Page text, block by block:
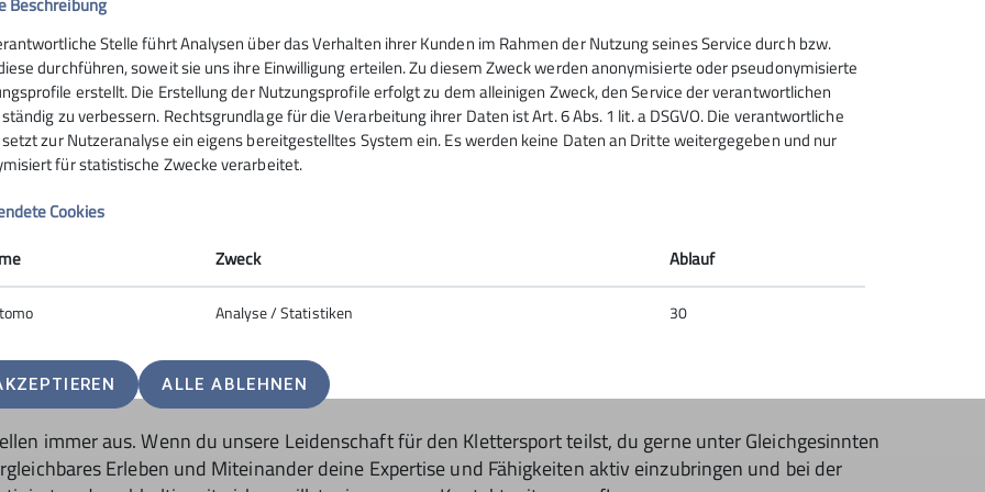
für Neues?
auch in stressigen Situationen ruhig?
durch und durch?
am Umgang mit Kindern?
Sicherungsgerät?
Seil & Bouldern (2 Std.) und/oder
du als flexibler Teamplayer*in Freude am Umgang mit Kindern, bist kommunikativ und hast das Herz
so schnell aus der Fassung bringen, bewahrst Ruhe und behältst stets den Überblick.
(Schulklassen, Kinder- Schnupperklettern, Kletterzwerge, Kletter- und Boulderwerkstatt &
mal samstags
oder eine andere Kletterausbildung und Lust dein Kletterwissen anderen zu vermitteln? Toll! Dann
in der Kletterarena.
immer aus. Wenn du unsere Leidenschaft für den Klettersport teilst, du gerne unter Gleichgesinnten
Erleben und Miteinander deine Expertise und Fähigkeiten aktiv einzubringen und bei der
Stelle führt Analysen über das Verhalten ihrer Kunden im Rahmen der Nutzung seines Service durch bzw.
durchführen, soweit sie uns ihre Einwilligung erteilen. Zu diesem Zweck werden anonymisierte oder pseudonymisierte
erstellt. Die Erstellung der Nutzungsprofile erfolgt zu dem alleinigen Zweck, den Service der verantwortlichen
zu verbessern. Rechtsgrundlage für die Verarbeitung ihrer Daten ist Art. 6 Abs. 1 lit. a DSGVO. Die verantwortliche
zur Nutzeranalyse ein eigens bereitgestelltes System ein. Es werden keine Daten an Dritte weitergegeben und nur
für statistische Zwecke verarbeitet.
Cookies
Zweck Ablauf
Analyse / Statistiken 30
ALLE ABLEHNEN